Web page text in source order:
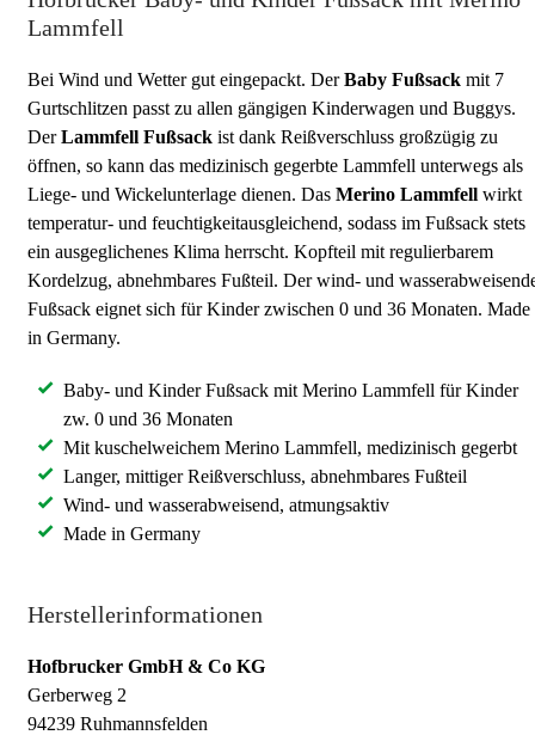
Lammfell
Bei Wind und Wetter gut eingepackt. DerBaby Fußsack mit 7
Gurtschlitzen passt zu allen gängigen Kinderwagen und Buggys.
DerLammfell Fußsack ist dank Reißverschluss großzügig zu
öffnen, so kann das medizinisch gegerbte Lammfell unterwegs als
Liege- und Wickelunterlage dienen. Das Merino Lammfell wirkt
temperatur- und feuchtigkeitausgleichend, sodass im Fußsack stets
ein ausgeglichenes Klima herrscht. Kopfteil mit regulierbarem
Kordelzug, abnehmbares Fußteil. Der wind- und
Fußsack eignet sich für Kinder zwischen 0 und 36 Monaten. Made
in Germany.
Baby- und Kinder Fußsack mit Merino Lammfell für Kinder
zw. 0 und 36 Monaten
Mit kuschelweichem Merino Lammfell, medizinisch gegerbt
Langer, mittiger Reißverschluss, abnehmbares Fußteil
Wind- und wasserabweisend, atmungsaktiv
Made in Germany
Herstellerinformationen
Hofbrucker GmbH & Co KG
Gerberweg 2
94239 Ruhmannsfelden